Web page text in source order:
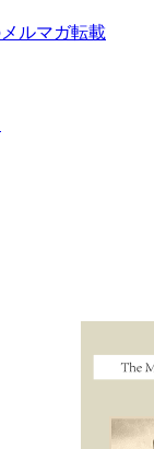
ルマガ転載